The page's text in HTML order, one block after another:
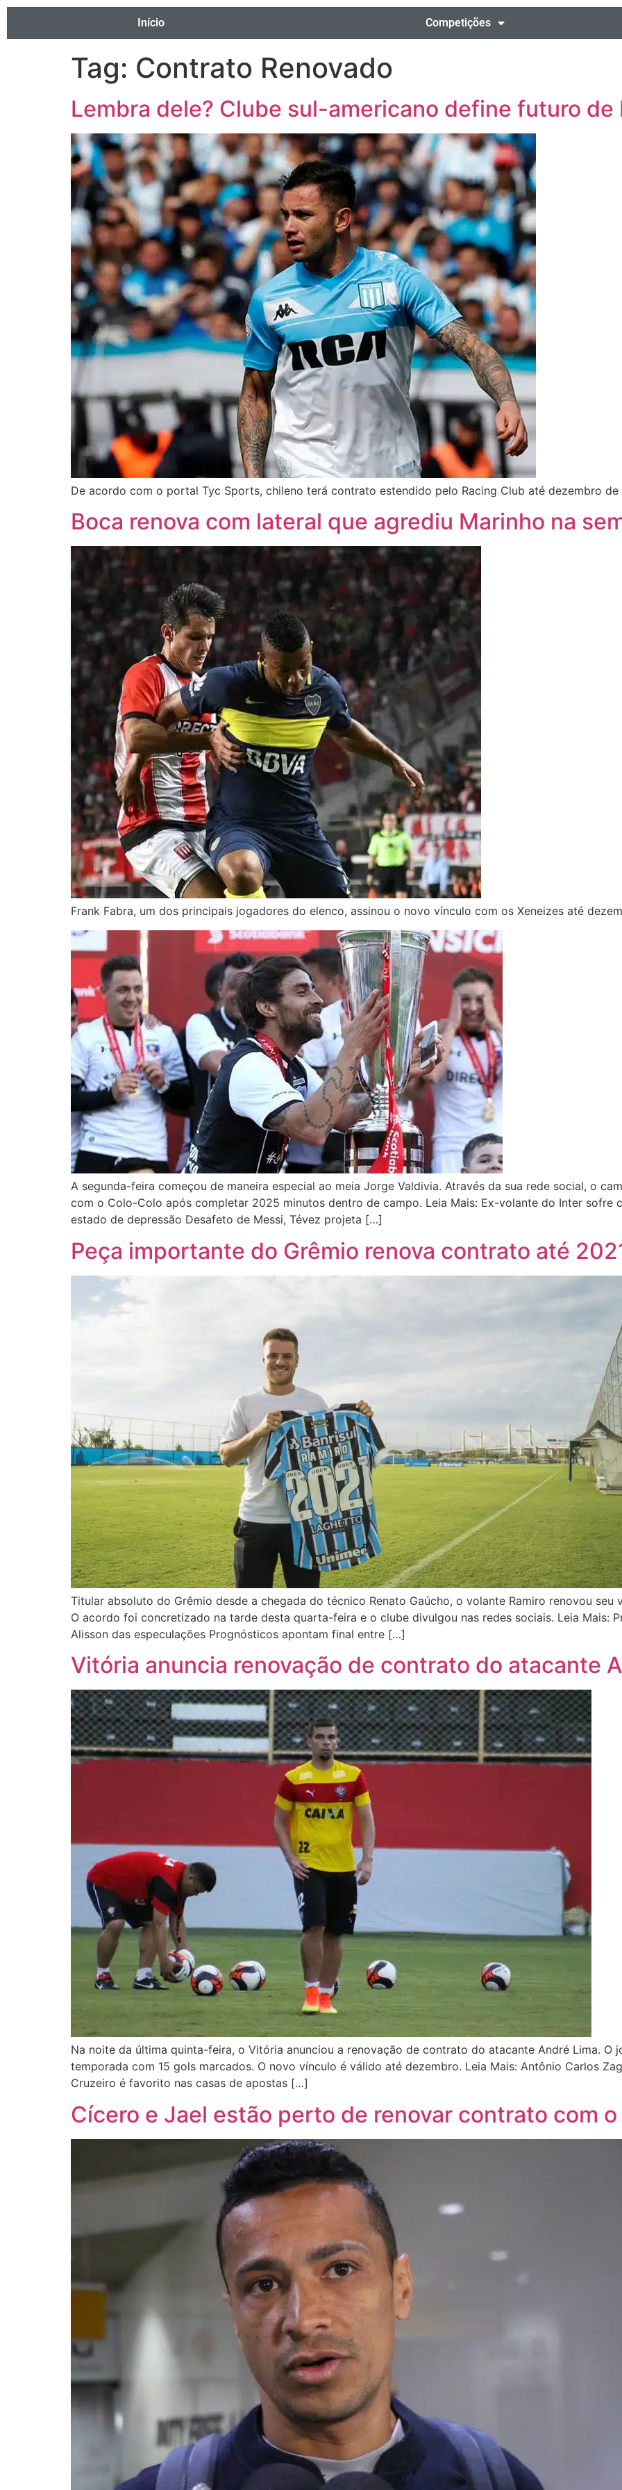
Início Competições
Tag: Contrato Renovado
Lembra dele? Clube sul-americano define futuro de
De acordo com o portal Tyc Sports, chileno terá contrato estendido pelo Racing Club até dezembro
Boca renova com lateral que agrediu Marinho na
Frank Fabra, um dos principais jogadores do elenco, assinou o novo vínculo com os Xeneizes até
A segunda-feira começou de maneira especial ao meia Jorge Valdivia. Através da sua rede social, o
com o Colo-Colo após completar 2025 minutos dentro de campo. Leia Mais: Ex-volante do Inter sofre
estado de depressão Desafeto de Messi, Tévez projeta […]
Peça importante do Grêmio renova contrato até
Titular absoluto do Grêmio desde a chegada do técnico Renato Gaúcho, o volante Ramiro renovou
O acordo foi concretizado na tarde desta quarta-feira e o clube divulgou nas redes sociais. Leia Mais:
Alisson das especulações Prognósticos apontam final entre […]
Vitória anuncia renovação de contrato do atacante
Na noite da última quinta-feira, o Vitória anunciou a renovação de contrato do atacante André Lima.
temporada com 15 gols marcados. O novo vínculo é válido até dezembro. Leia Mais: Antônio Carlos
Cruzeiro é favorito nas casas de apostas […]
Cícero e Jael estão perto de renovar contrato com o